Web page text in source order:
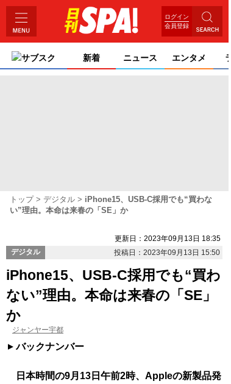
ログイン
会員登録
サブスク 新着 ニュース エンタメ
トップ デジタル
iPhone15、USB-C採用でも“買わな
い”理由。本命は来春の「SE」か
更新日：2023年09月13日 18:35
デジタル
投稿日：2023年09月13日 15:50
iPhone15、USB-C採用でも“買わ
ない”理由。本命は来春の「SE」
か
ジャンヤー宇都
バックナンバー
日本時間の9月13日午前2時、Appleの新製品発